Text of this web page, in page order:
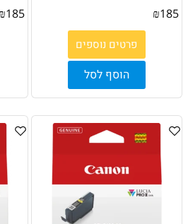
₪185
פרטים נוספים
הוסף לסל
₪185